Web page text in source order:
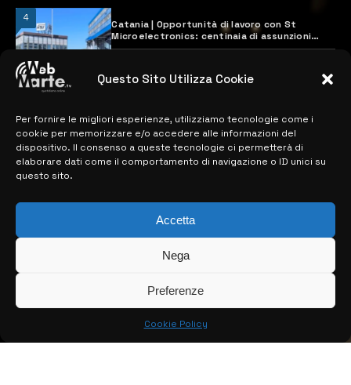
Questo Sito Utilizza Cookie
Per fornire le migliori esperienze, utilizziamo tecnologie come i
cookie per memorizzare e/o accedere alle informazioni del
dispositivo. Il consenso a queste tecnologie ci permetterà di
elaborare dati come il comportamento di navigazione o ID unici su
questo sito.
Accetta
Nega
Preferenze
Cookie Policy
4
Catania | Opportunità di lavoro con St
Microelectronics: centinaia di assunzioni
previste
MAPPA DEL SITO
> NOTIZIE